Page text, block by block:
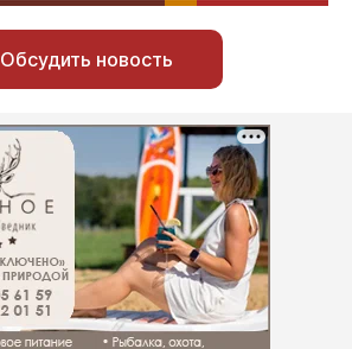
Обсудить новость